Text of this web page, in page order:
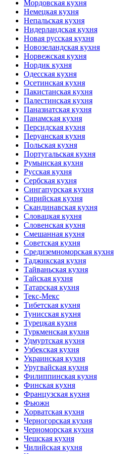
Мордовская кухня
Немецкая кухня
Непальская кухня
Нидерландская кухня
Новая русская кухня
Новозеландская кухня
Норвежская кухня
Нордик кухня
Одесская кухня
Осетинская кухня
Пакистанская кухня
Палестинская кухня
Паназиатская кухня
Панамская кухня
Персидская кухня
Перуанская кухня
Польская кухня
Португальская кухня
Румынская кухня
Русская кухня
Сербская кухня
Сингапурская кухня
Сирийская кухня
Скандинавская кухня
Словацкая кухня
Словенская кухня
Смешанная кухня
Советская кухня
Средиземноморская кухня
Таджикская кухня
Тайваньская кухня
Тайская кухня
Татарская кухня
Текс-Мекс
Тибетская кухня
Тунисская кухня
Турецкая кухня
Туркменская кухня
Удмуртская кухня
Узбекская кухня
Украинская кухня
Уругвайская кухня
Филиппинская кухня
Финская кухня
Французская кухня
Фьюжн
Хорватская кухня
Черногорская кухня
Черноморская кухня
Чешская кухня
Чилийская кухня